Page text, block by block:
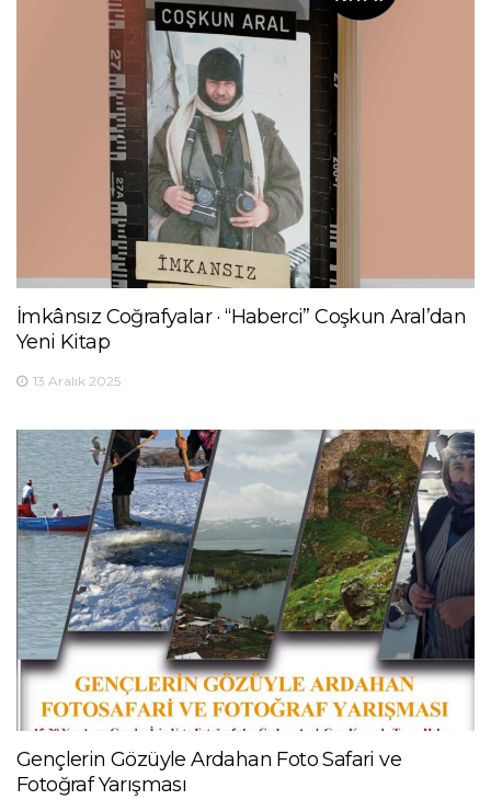
İmkânsız Coğrafyalar · “Haberci” Coşkun Aral’dan
Yeni Kitap
13 Aralık 2025
Gençlerin Gözüyle Ardahan Foto Safari ve
Fotoğraf Yarışması